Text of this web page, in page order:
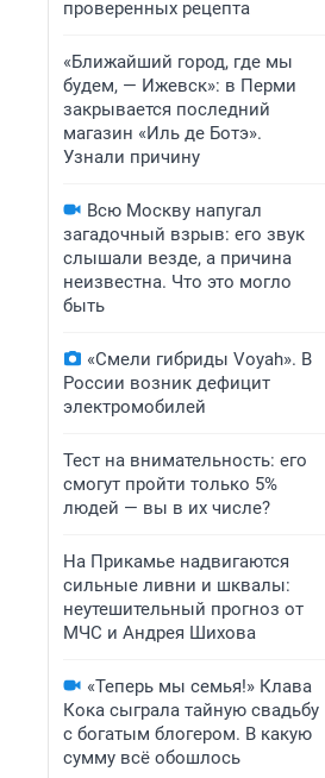
проверенных рецепта
«Ближайший город, где мы
будем, — Ижевск»: в Перми
закрывается последний
магазин «Иль де Ботэ».
Узнали причину
Всю Москву напугал
загадочный взрыв: его звук
слышали везде, а причина
неизвестна. Что это могло
быть
«Смели гибриды Voyah». В
России возник дефицит
электромобилей
Тест на внимательность: его
смогут пройти только 5%
людей — вы в их числе?
На Прикамье надвигаются
сильные ливни и шквалы:
неутешительный прогноз от
МЧС и Андрея Шихова
«Теперь мы семья!» Клава
Кока сыграла тайную свадьбу
с богатым блогером. В какую
сумму всё обошлось